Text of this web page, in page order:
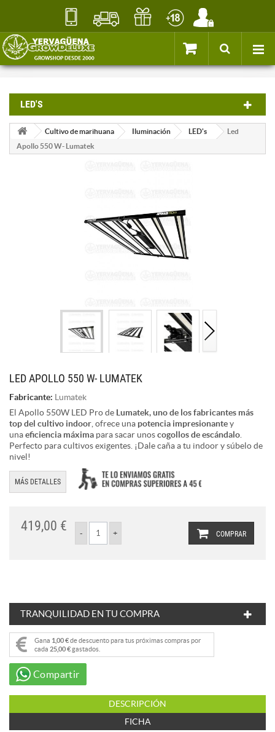
LED'S
Cultivo de marihuana Iluminación LED's
Led
Apollo 550 W- Lumatek
LED APOLLO 550 W- LUMATEK
Fabricante: Lumatek
El Apollo 550W LED Pro de Lumatek, uno de los fabricantes más
top del cultivo indoor , ofrece una potencia impresionantey
unaeficiencia máxima para sacar unoscogollos de escándalo
Perfecto para cultivos exigentes. ¡Dale caña a tu indoor y súbelo de
nivel!
MÁS DETALLES
419,00 €
COMPRAR
TRANQUILIDAD EN TU COMPRA
Gana 1,00 €de descuento para tus próximas compras por
cada 25,00 €gastados.
Compartir
DESCRIPCIÓN
FICHA